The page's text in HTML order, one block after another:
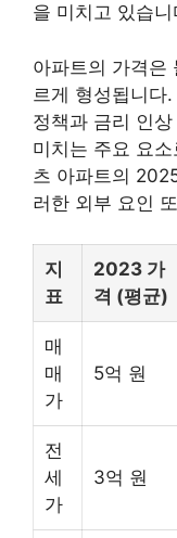
을 미치고 있습니
아파트의 가격은
르게 형성됩니다
정책과 금리 인
미치는 주요 요
츠 아파트의
러한 외부 요인
지
표
2023 가
격 (평균)
매
매
가
5억 원
전
세
가
3억 원